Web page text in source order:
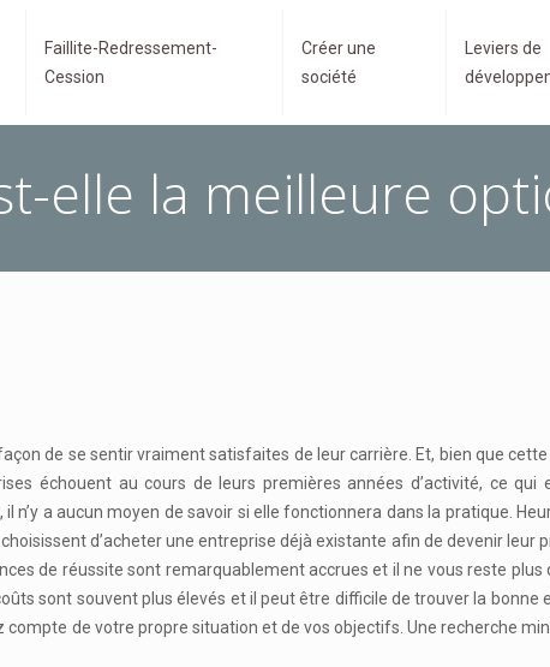
Faillite-Redressement-
Cession
Créer une
société
Leviers de
elle la meilleure
de se sentir vraiment satisfaites de leur carrière. Et, bien que
échouent au cours de leurs premières années d’activité, ce
a aucun moyen de savoir si elle fonctionnera dans la pratique.
d’acheter une entreprise déjà existante afin de devenir leur
de réussite sont remarquablement accrues et il ne vous reste plus
sont souvent plus élevés et il peut être difficile de trouver la bonne
de votre propre situation et de vos objectifs. Une recherche